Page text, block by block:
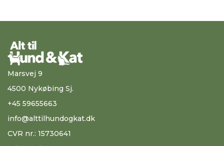
Marsvej 9
4500 Nykøbing Sj.
+45 59655663
info@alttilhundogkat.dk
CVR nr.: 15730641